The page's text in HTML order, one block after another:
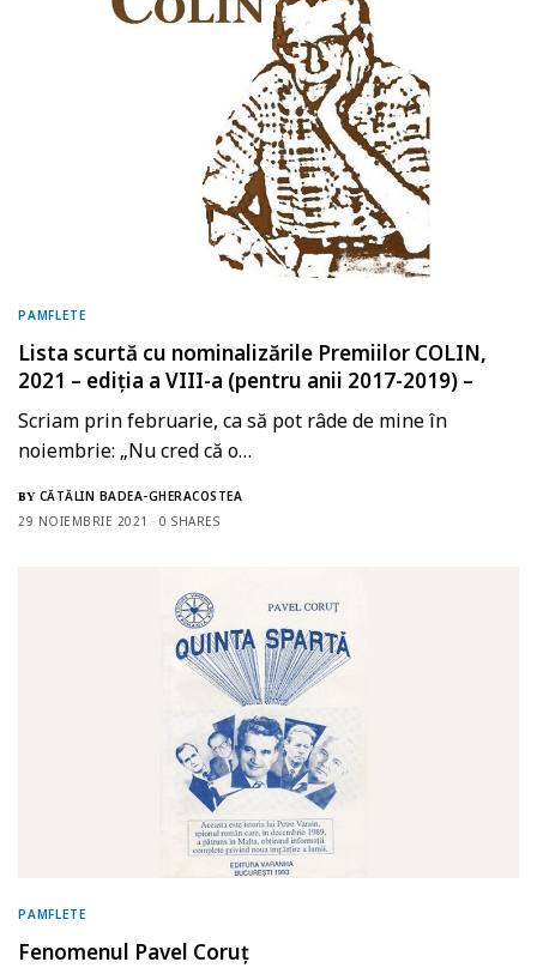
PAMFLETE
Lista scurtă cu nominalizările Premiilor COLIN,
2021 – ediția a VIII-a (pentru anii 2017-2019) –
Scriam prin februarie, ca să pot râde de mine în
noiembrie: „Nu cred că o…
BY CĂTĂLIN BADEA-GHERACOSTEA
29 NOIEMBRIE 2021
0 SHARES
PAMFLETE
Fenomenul Pavel Coruț